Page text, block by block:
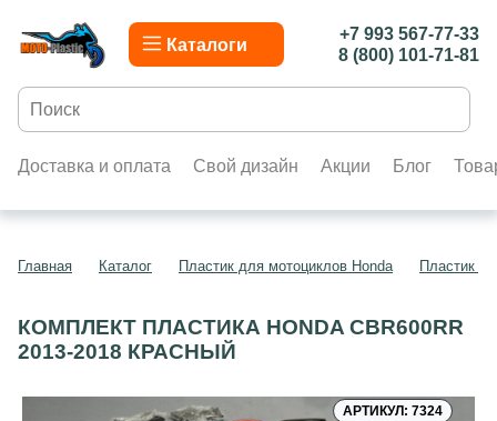
Каталоги
+7 993 567-77-33
8 (800) 101-71-81
Доставка и оплата Свой дизайн Акции Блог
Главная Каталог Пластик для мотоциклов Honda Пластик
КОМПЛЕКТ ПЛАСТИКА HONDA CBR600RR
2013-2018 КРАСНЫЙ
АРТИКУЛ: 7324